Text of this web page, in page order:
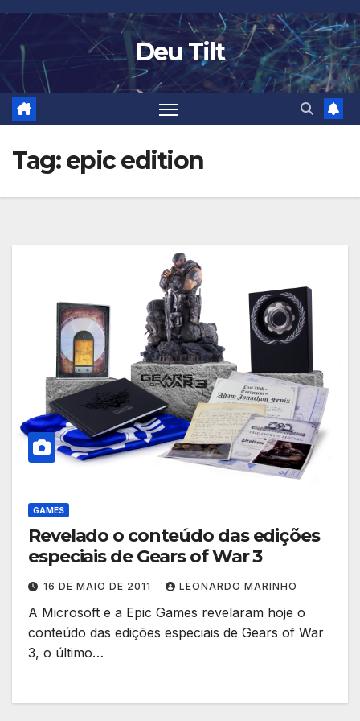
Skip
to
content
Deu Tilt
Tag:epic edition
GAMES
Revelado o conteúdo das edições
especiais de Gears of War 3
16 DE MAIO DE 2011 LEONARDO MARINHO
A Microsoft e a Epic Games revelaram hoje o
conteúdo das edições especiais de Gears of War
3, o último…